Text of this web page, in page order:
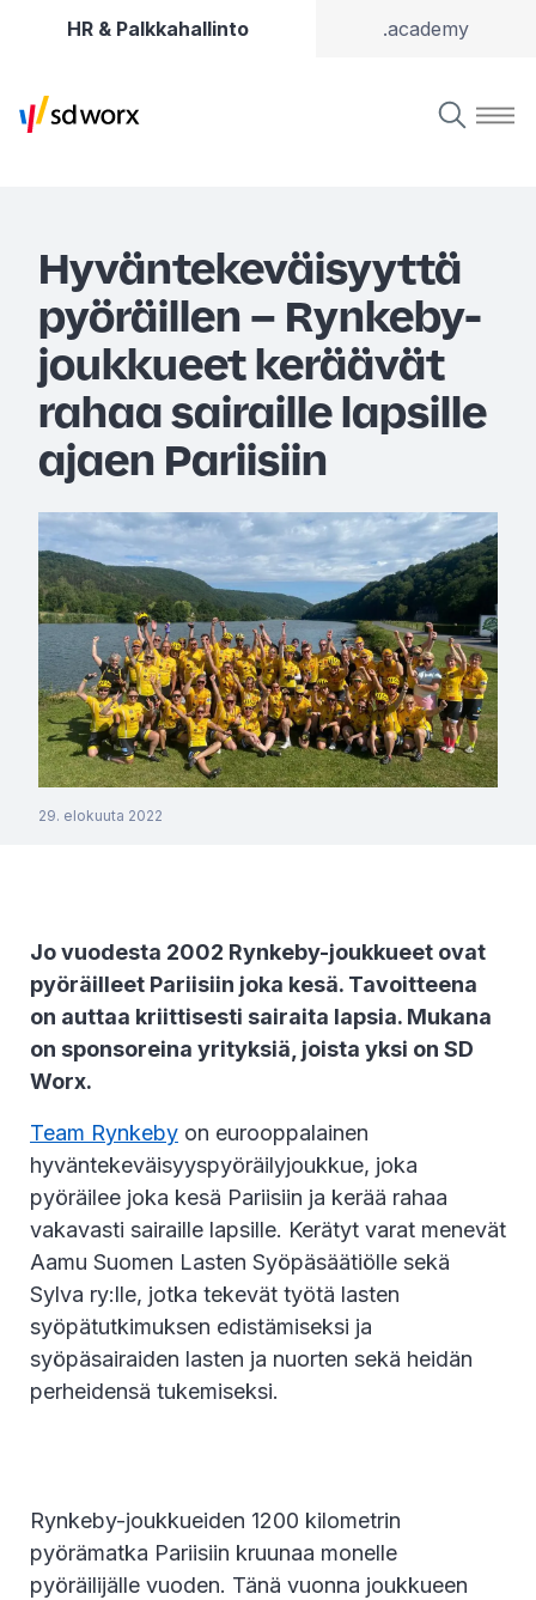
HR & Palkkahallinto .academy
Hyväntekeväisyyttä
pyöräillen – Rynkeby-
joukkueet keräävät
rahaa sairaille lapsille
ajaen Pariisiin
29. elokuuta 2022
Jo vuodesta 2002 Rynkeby-joukkueet ovat
pyöräilleet Pariisiin joka kesä. Tavoitteena
on auttaa kriittisesti sairaita lapsia. Mukana
on sponsoreina yrityksiä, joista yksi on SD
Worx.
Team Rynkeby on eurooppalainen
hyväntekeväisyyspyöräilyjoukkue, joka
pyöräilee joka kesä Pariisiin ja kerää rahaa
vakavasti sairaille lapsille. Kerätyt varat menevät
Aamu Suomen Lasten Syöpäsäätiölle sekä
Sylva ry:lle, jotka tekevät työtä lasten
syöpätutkimuksen edistämiseksi ja
syöpäsairaiden lasten ja nuorten sekä heidän
perheidensä tukemiseksi.
Rynkeby-joukkueiden 1200 kilometrin
pyörämatka Pariisiin kruunaa monelle
pyöräilijälle vuoden. Tänä vuonna joukkueen